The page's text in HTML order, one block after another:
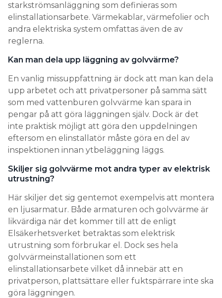
starkströmsanläggning som definieras som
elinstallationsarbete. Värmekablar, värmefolier och
andra elektriska system omfattas även de av
reglerna.
Kan man dela upp läggning av golvvärme?
En vanlig missuppfattning är dock att man kan dela
upp arbetet och att privatpersoner på samma sätt
som med vattenburen golvvärme kan spara in
pengar på att göra läggningen själv. Dock är det
inte praktisk möjligt att göra den uppdelningen
eftersom en elinstallatör måste göra en del av
inspektionen innan ytbeläggning läggs.
Skiljer sig golvvärme mot andra typer av elektrisk
utrustning?
Här skiljer det sig gentemot exempelvis att montera
en ljusarmatur. Både armaturen och golvvärme är
likvärdiga när det kommer till att de enligt
Elsäkerhetsverket betraktas som elektrisk
utrustning som förbrukar el. Dock ses hela
golvvärmeinstallationen som ett
elinstallationsarbete vilket då innebär att en
privatperson, plattsättare eller fuktspärrare inte ska
göra läggningen.